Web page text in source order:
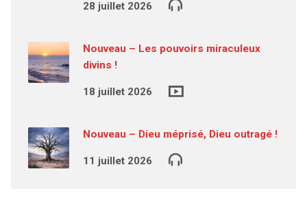
28 juillet 2026
Nouveau – Les pouvoirs miraculeux
divins !
18 juillet 2026
Nouveau – Dieu méprisé, Dieu outragé !
11 juillet 2026